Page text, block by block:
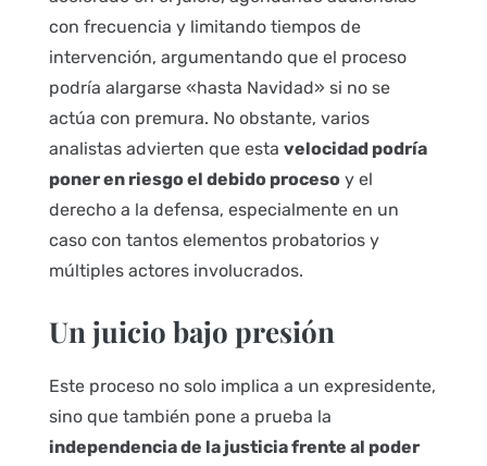
con frecuencia y limitando tiempos de
intervención, argumentando que el proceso
podría alargarse «hasta Navidad» si no se
actúa con premura. No obstante, varios
analistas advierten que esta velocidad podría
poner en riesgo el debido procesoy el
derecho a la defensa, especialmente en un
caso con tantos elementos probatorios y
múltiples actores involucrados.
Un juicio bajo presión
Este proceso no solo implica a un expresidente,
sino que también pone a prueba la
independencia de la justicia frente al poder